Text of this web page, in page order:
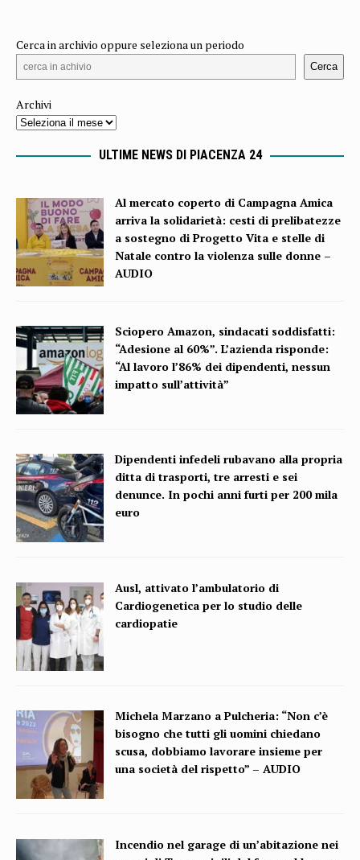
Cerca in archivio oppure seleziona un periodo
Cerca
Archivi
ULTIME NEWS DI PIACENZA 24
Al mercato coperto di Campagna Amica
arriva la solidarietà: cesti di prelibatezze
a sostegno di Progetto Vita e stelle di
Natale contro la violenza sulle donne –
AUDIO
Sciopero Amazon, sindacati soddisfatti:
“Adesione al 60%”. L’azienda risponde:
“Al lavoro l’86% dei dipendenti, nessun
impatto sull’attività”
Dipendenti infedeli rubavano alla propria
ditta di trasporti, tre arresti e sei
denunce. In pochi anni furti per 200 mila
euro
Ausl, attivato l’ambulatorio di
Cardiogenetica per lo studio delle
cardiopatie
Michela Marzano a Pulcheria: “Non c’è
bisogno che tutti gli uomini chiedano
scusa, dobbiamo lavorare insieme per
una società del rispetto” – AUDIO
Incendio nel garage di un’abitazione nei